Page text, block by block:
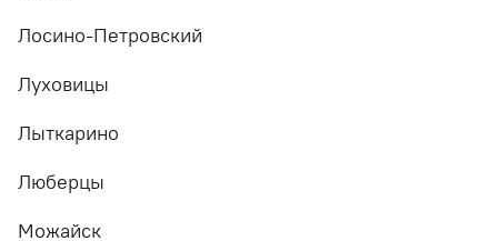
Лосино-Петровский
Луховицы
Лыткарино
Люберцы
Можайск